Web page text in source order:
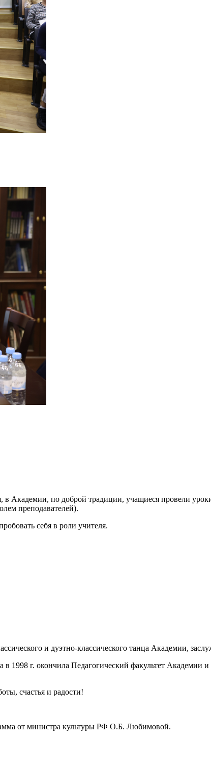
в Академии, по доброй традиции, учащиеся провели
преподавателей).
себя в роли учителя.
и дуэтно-классического танца Академии,
г. окончила Педагогический факультет Академии и
счастья и радости!
от министра культуры РФ О.Б. Любимовой.